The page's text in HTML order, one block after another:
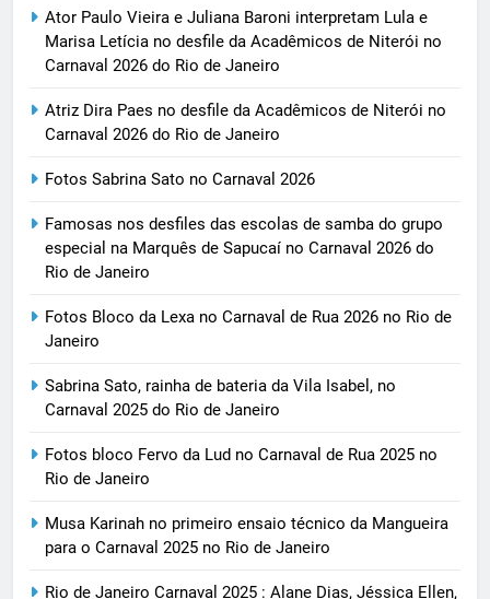
Ator Paulo Vieira e Juliana Baroni interpretam Lula e
Marisa Letícia no desfile da Acadêmicos de Niterói no
Carnaval 2026 do Rio de Janeiro
Atriz Dira Paes no desfile da Acadêmicos de Niterói no
Carnaval 2026 do Rio de Janeiro
Fotos Sabrina Sato no Carnaval 2026
Famosas nos desfiles das escolas de samba do grupo
especial na Marquês de Sapucaí no Carnaval 2026 do
Rio de Janeiro
Fotos Bloco da Lexa no Carnaval de Rua 2026 no Rio de
Janeiro
Sabrina Sato, rainha de bateria da Vila Isabel, no
Carnaval 2025 do Rio de Janeiro
Fotos bloco Fervo da Lud no Carnaval de Rua 2025 no
Rio de Janeiro
Musa Karinah no primeiro ensaio técnico da Mangueira
para o Carnaval 2025 no Rio de Janeiro
Rio de Janeiro Carnaval 2025 : Alane Dias, Jéssica Ellen,